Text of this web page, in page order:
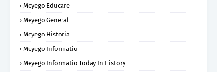
Meyego Educare
Meyego General
Meyego Historia
Meyego Informatio
Meyego Informatio Today In History